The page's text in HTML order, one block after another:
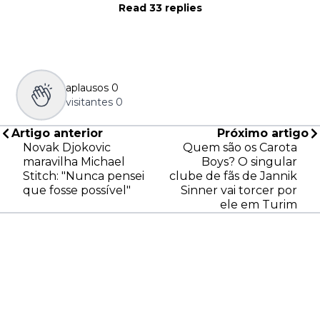
Read 33 replies
aplausos 0
visitantes 0
Artigo anterior
Novak Djokovic
maravilha Michael
Stitch: "Nunca pensei
que fosse possível"
Próximo artigo
Quem são os Carota
Boys? O singular
clube de fãs de Jannik
Sinner vai torcer por
ele em Turim